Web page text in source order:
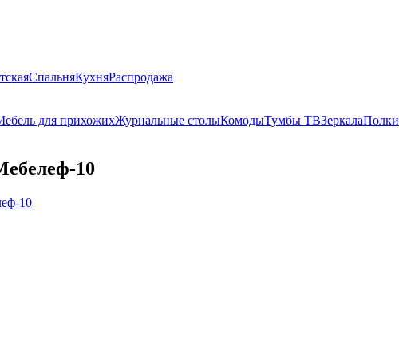
СпальняКухняРаспродажа
для прихожихЖурнальные столыКомодыТумбы ТВЗеркалаПолки
10